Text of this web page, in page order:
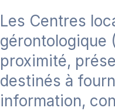
Les Centres
gérontologique
proximité,
destinés à
information,